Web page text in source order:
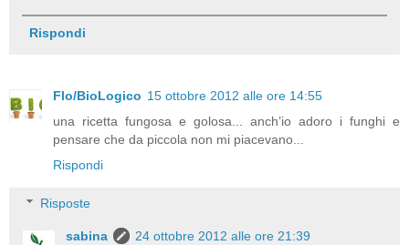
Rispondi
Flo/BioLogico 15 ottobre 2012 alle ore 14:55
una ricetta fungosa e golosa... anch’io adoro i funghi e
pensare che da piccola non mi piacevano...
Rispondi
Risposte
sabina
24 ottobre 2012 alle ore 21:39